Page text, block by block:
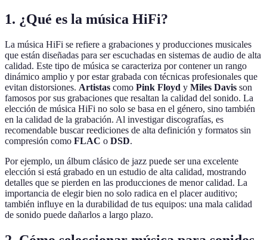
1. ¿Qué es la música HiFi?
La música HiFi se refiere a grabaciones y producciones musicales
que están diseñadas para ser escuchadas en sistemas de audio de alta
calidad. Este tipo de música se caracteriza por contener un rango
dinámico amplio y por estar grabada con técnicas profesionales que
evitan distorsiones. Artistas como Pink Floyd y Miles Davis son
famosos por sus grabaciones que resaltan la calidad del sonido. La
elección de música HiFi no solo se basa en el género, sino también
en la calidad de la grabación. Al investigar discografías, es
recomendable buscar reediciones de alta definición y formatos sin
compresión como FLAC o DSD.
Por ejemplo, un álbum clásico de jazz puede ser una excelente
elección si está grabado en un estudio de alta calidad, mostrando
detalles que se pierden en las producciones de menor calidad. La
importancia de elegir bien no solo radica en el placer auditivo;
también influye en la durabilidad de tus equipos: una mala calidad
de sonido puede dañarlos a largo plazo.